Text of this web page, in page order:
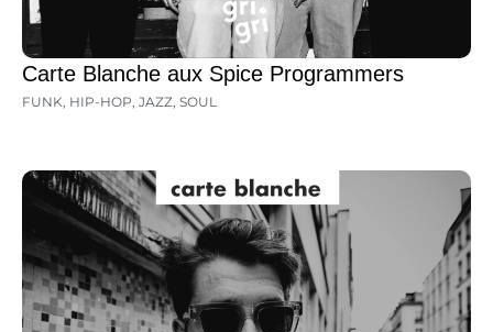
Carte Blanche aux Spice Programmers
FUNK, HIP-HOP, JAZZ, SOUL